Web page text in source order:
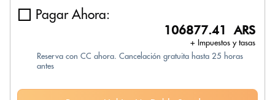
Pagar Ahora:
106877.41 ARS
+ Impuestos y tasas
Reserva con CC ahora. Cancelación gratuita hasta 25 horas
antes